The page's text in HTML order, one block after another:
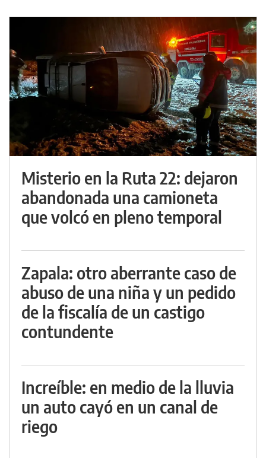
Misterio en la Ruta 22: dejaron
abandonada una camioneta
que volcó en pleno temporal
Zapala: otro aberrante caso de
abuso de una niña y un pedido
de la fiscalía de un castigo
contundente
Increíble: en medio de la lluvia
un auto cayó en un canal de
riego